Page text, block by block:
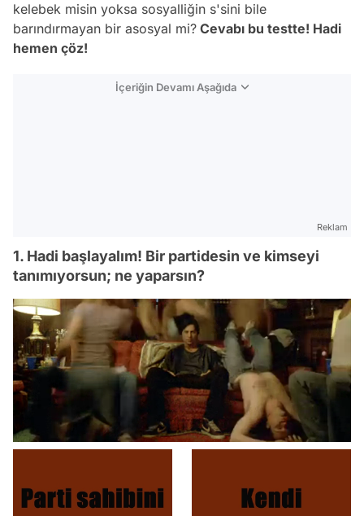
kelebek misin yoksa sosyalliğin s'sini bile
barındırmayan bir asosyal mi? Cevabı bu testte! Hadi
hemen çöz!
İçeriğin Devamı Aşağıda
Reklam
1. Hadi başlayalım! Bir partidesin ve kimseyi
tanımıyorsun; ne yaparsın?